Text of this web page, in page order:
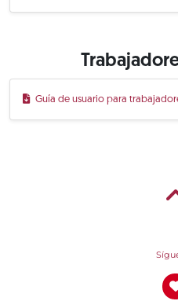
Guía de usuario para